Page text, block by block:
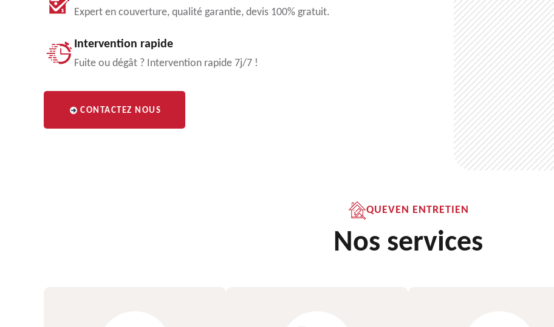
Expert en couverture, qualité garantie, devis 100% gratuit.
Intervention rapide
Fuite ou dégât ? Intervention rapide 7j/7 !
CONTACTEZ NOUS
QUEVEN ENTRETIEN
Nos services